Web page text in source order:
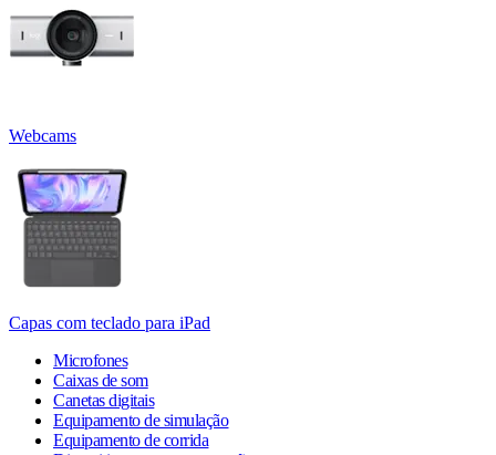
Webcams
Capas com teclado para iPad
Microfones
Caixas de som
Canetas digitais
Equipamento de simulação
Equipamento de corrida